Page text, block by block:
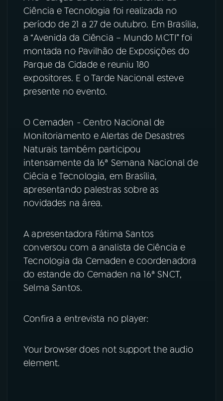
ACOMPANHE A RÁDIO NACIONAL
YouTube Facebook
Instagram X
TikTok
Ciência e Tecnologia foi realizada no
período de 21 a 27 de outubro. Em Brasília,
a “Avenida da Ciência – Mundo MCTI” foi
montada no Pavilhão de Exposições do
Parque da Cidade e reuniu 180
expositores. E o Tarde Nacional esteve
presente no evento.
O Cemaden - Centro Nacional de
Monitoriamento e Alertas de Desastres
Naturais também participou
intensamente da 16ª Semana Nacional de
Ciêcia e Tecnologia, em Brasília,
apresentando palestras sobre as
novidades na área.
A apresentadora Fátima Santos
conversou com a analista de Ciência e
Tecnologia da Cemaden e coordenadora
do estande do Cemaden na 16ª SNCT,
Selma Santos.
Confira a entrevista no player:
Your browser does not support the audio
element.